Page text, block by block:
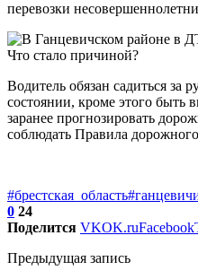
перевозки
Водитель обязан садиться за
состоянии, кроме этого
заранее прогнозировать
соблюдать Правила
#брестская_область
0 24
Поделится VKOK.ruFacebook
Предыдущая запись